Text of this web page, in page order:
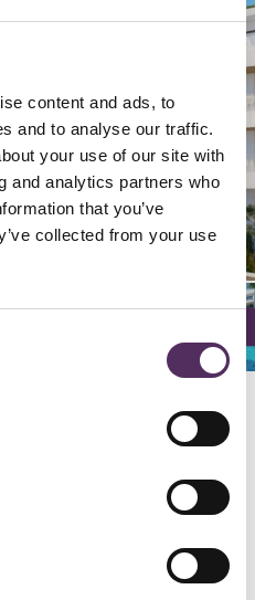
content and ads, to
and to analyse our traffic.
your use of our site with
and analytics partners who
that you’ve
collected from your use
ook eens.